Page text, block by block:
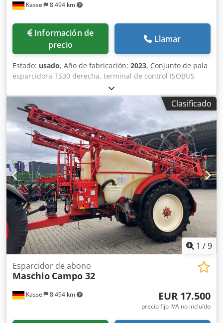
Kassel 8.494 km
Información de
precio
Llamar
Estado: usado, Año de fabricación: 2023, Conjunto de pala
esparcidora TS30 derecha, terminal de control ISOBUS
AmaTron4, ArgusTwin para / ZA-TS WindControl para ZA-
TS Hydro, GPS-Switch basic para AmaTron4,
SpreaderConnect / para ZA-TS accionamiento Hydro
izquierdo con AutoTS, accionamiento Hydro derecho con
AutoTS / disco principal izquierdo. Credpfx Aot Nf Dqoixef
Clasificado
1 /9
Kassel 8.494 km
Esparcidor de abono
Maschio Campo 32
EUR 17.500
precio fijo IVA no incluído